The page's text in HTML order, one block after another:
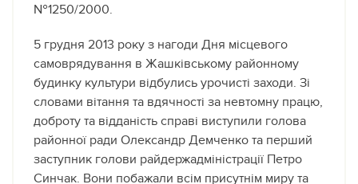
№1250/2000.
5 грудня 2013 року з нагоди Дня місцевого
самоврядування в Жашківському районному
будинку культури відбулись урочисті заходи. Зі
словами вітання та вдячності за невтомну працю,
доброту та відданість справі виступили голова
районної ради Олександр Демченко та перший
заступник голови райдержадміністрації Петро
Синчак. Вони побажали всім присутнім миру та